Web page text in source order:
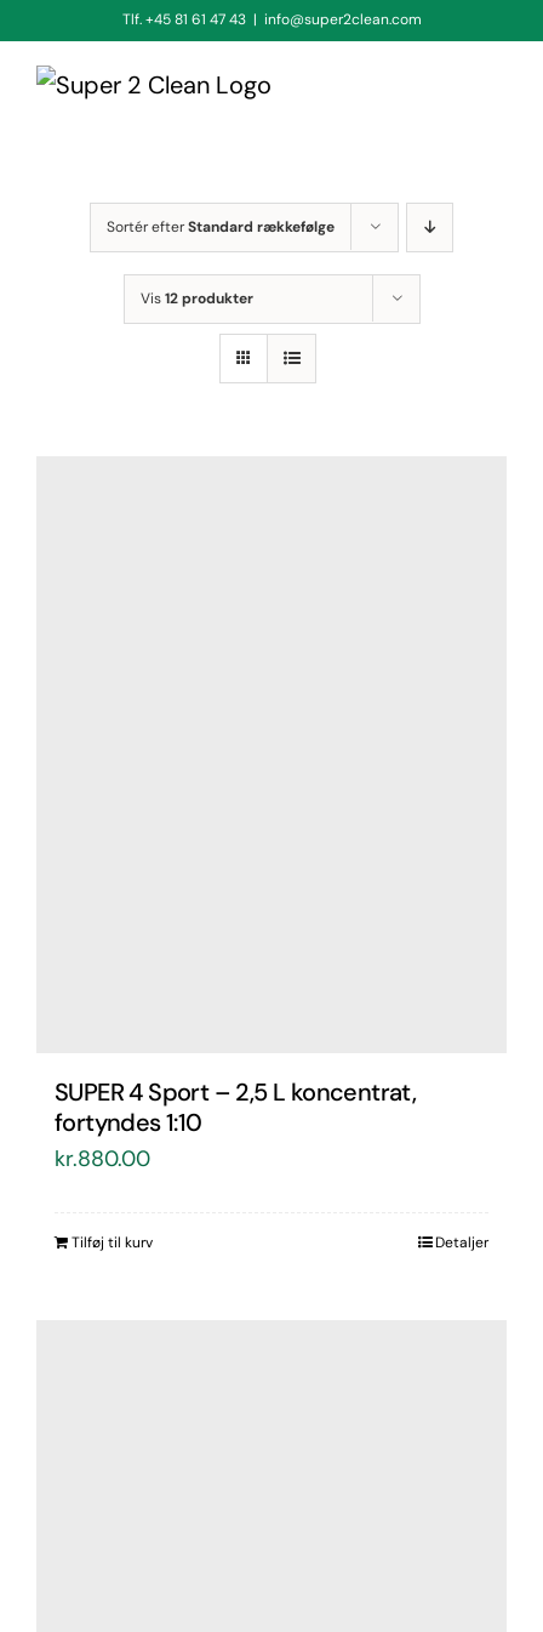
content
Tlf. +45 81 61 47 43 | info@super2clean.com
Sortér efterStandard rækkefølge
Vis12 produkter
SUPER 4 Sport – 2,5 L koncentrat,
fortyndes 1:10
kr.880.00
Tilføj til kurv Detaljer